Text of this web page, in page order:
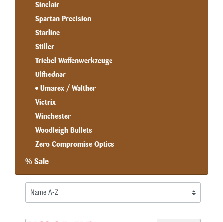
Sinclair
Spartan Precision
Starline
Stiller
Triebel Waffenwerkzeuge
Ulfhednar
Umarex / Walther
Victrix
Winchester
Woodleigh Bullets
Zero Compromise Optics
% Sale